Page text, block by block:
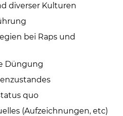
diverser Kulturen
bei Raps und
Düngung
quo
(Aufzeichnungen, etc)